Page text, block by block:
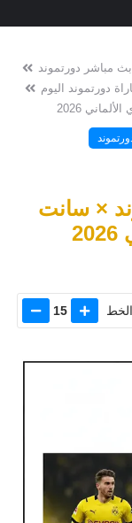
بث مباشر دورتموند
دورتموند اليوم
2026
× سانت
15